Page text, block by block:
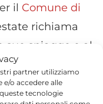
partner utilizziamo
o accedere alle
tecnologie
il Comune di
richiama
sue spiagge e al
di